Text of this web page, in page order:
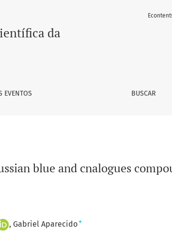
da
EVENTOS BUSCAR
blue and cnalogues
Gabriel Aparecido+